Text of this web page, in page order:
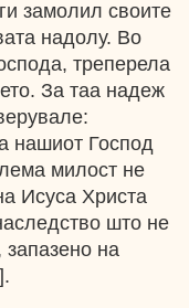
замолил своите
надолу. Во
треперела
За таа надеж
нашиот Господ
милост не
Исуса Христа
што не
запазено на